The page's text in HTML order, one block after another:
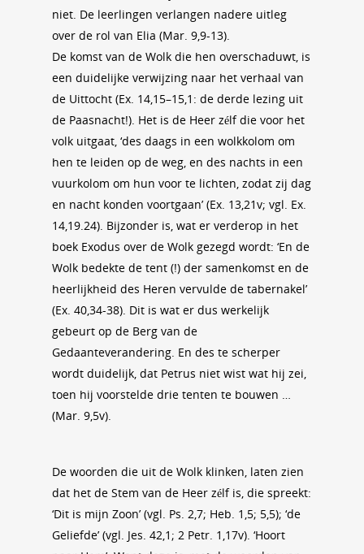
niet. De leerlingen verlangen nadere uitleg
over de rol van Elia (Mar. 9,9-13).
De komst van de Wolk die hen overschaduwt, is
een duidelijke verwijzing naar het verhaal van
de Uittocht (Ex. 14,15–15,1: de derde lezing uit
de Paasnacht!). Het is de Heer zélf die voor het
volk uitgaat, ‘des daags in een wolkkolom om
hen te leiden op de weg, en des nachts in een
vuurkolom om hun voor te lichten, zodat zij dag
en nacht konden voortgaan’ (Ex. 13,21v; vgl. Ex.
14,19.24). Bijzonder is, wat er verderop in het
boek Exodus over de Wolk gezegd wordt: ‘En de
Wolk bedekte de tent (!) der samenkomst en de
heerlijkheid des Heren vervulde de tabernakel’
(Ex. 40,34-38). Dit is wat er dus werkelijk
gebeurt op de Berg van de
Gedaanteverandering. En des te scherper
wordt duidelijk, dat Petrus niet wist wat hij zei,
toen hij voorstelde drie tenten te bouwen …
(Mar. 9,5v).
De woorden die uit de Wolk klinken, laten zien
dat het de Stem van de Heer zélf is, die spreekt:
‘Dit is mijn Zoon’ (vgl. Ps. 2,7; Heb. 1,5; 5,5); ‘de
Geliefde’ (vgl. Jes. 42,1; 2 Petr. 1,17v). ‘Hoort